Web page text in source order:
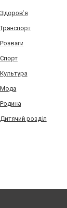
Здоров'я
Транспорт
Розваги
Спорт
Культура
Мода
Родина
Дитячий розділ